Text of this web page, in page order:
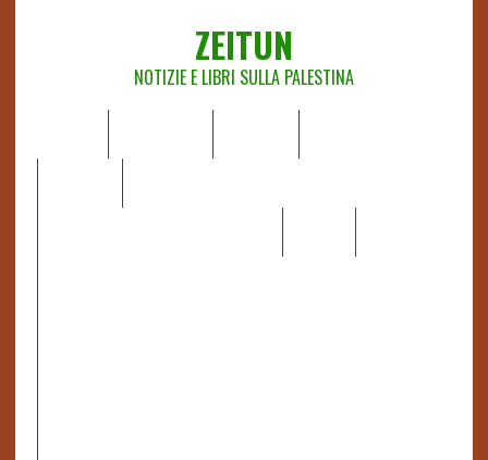
ZEITUN
NOTIZIE E LIBRI SULLA PALESTINA